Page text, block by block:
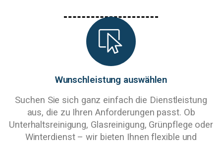
Wunschleistung auswählen
Suchen Sie sich ganz einfach die Dienstleistung
aus, die zu Ihren Anforderungen passt. Ob
Unterhaltsreinigung, Glasreinigung, Grünpflege oder
Winterdienst – wir bieten Ihnen flexible und